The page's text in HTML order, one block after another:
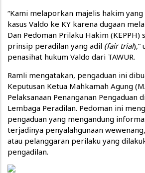
“Kami melaporkan majelis hakim
kasus Valdo ke KY karena dugaan
Dan Pedoman Prilaku Hakim (KEPPH)
prinsip peradilan yang adil (fair trial),”
penasihat hukum Valdo dari TAWUR.
Ramli mengatakan, pengaduan ini
Keputusan Ketua Mahkamah Agung
Pelaksanaan Penanganan Pengaduan
Lembaga Peradilan. Pedoman ini
pengaduan yang mengandung
terjadinya penyalahgunaan
atau pelanggaran perilaku yang
pengadilan.